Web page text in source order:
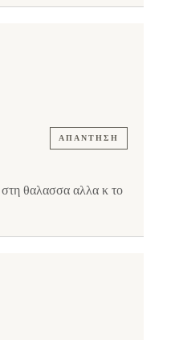
ΑΠΆΝΤΗΣΗ
θαλασσα αλλα κ το